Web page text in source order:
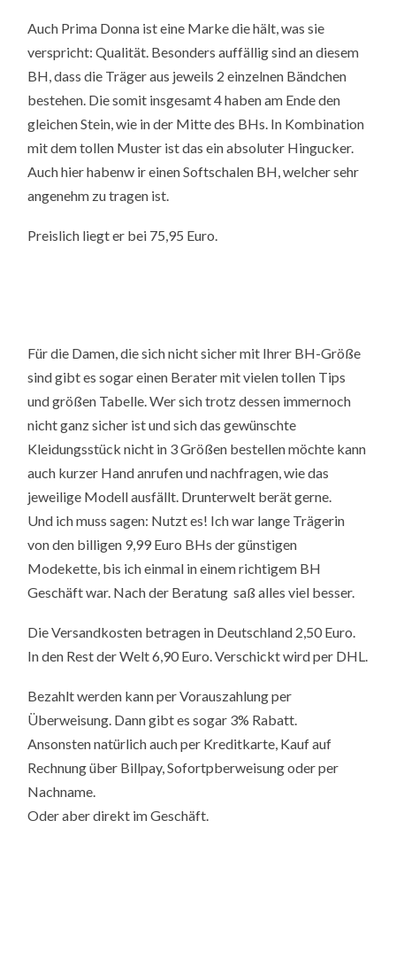
Auch Prima Donna ist eine Marke die hält, was sie
verspricht: Qualität. Besonders auffällig sind an diesem
BH, dass die Träger aus jeweils 2 einzelnen Bändchen
bestehen. Die somit insgesamt 4 haben am Ende den
gleichen Stein, wie in der Mitte des BHs. In Kombination
mit dem tollen Muster ist das ein absoluter Hingucker.
Auch hier habenw ir einen Softschalen BH, welcher sehr
angenehm zu tragen ist.
Preislich liegt er bei 75,95 Euro.
Für die Damen, die sich nicht sicher mit Ihrer BH-Größe
sind gibt es sogar einen Berater mit vielen tollen Tips
und größen Tabelle. Wer sich trotz dessen immernoch
nicht ganz sicher ist und sich das gewünschte
Kleidungsstück nicht in 3 Größen bestellen möchte kann
auch kurzer Hand anrufen und nachfragen, wie das
jeweilige Modell ausfällt. Drunterwelt berät gerne.
Und ich muss sagen: Nutzt es! Ich war lange Trägerin
von den billigen 9,99 Euro BHs der günstigen
Modekette, bis ich einmal in einem richtigem BH
Geschäft war. Nach der Beratung saß alles viel besser.
Die Versandkosten betragen in Deutschland 2,50 Euro.
In den Rest der Welt 6,90 Euro. Verschickt wird per DHL.
Bezahlt werden kann per Vorauszahlung per
Überweisung. Dann gibt es sogar 3% Rabatt.
Ansonsten natürlich auch per Kreditkarte, Kauf auf
Rechnung über Billpay, Sofortpberweisung oder per
Nachname.
Oder aber direkt im Geschäft.